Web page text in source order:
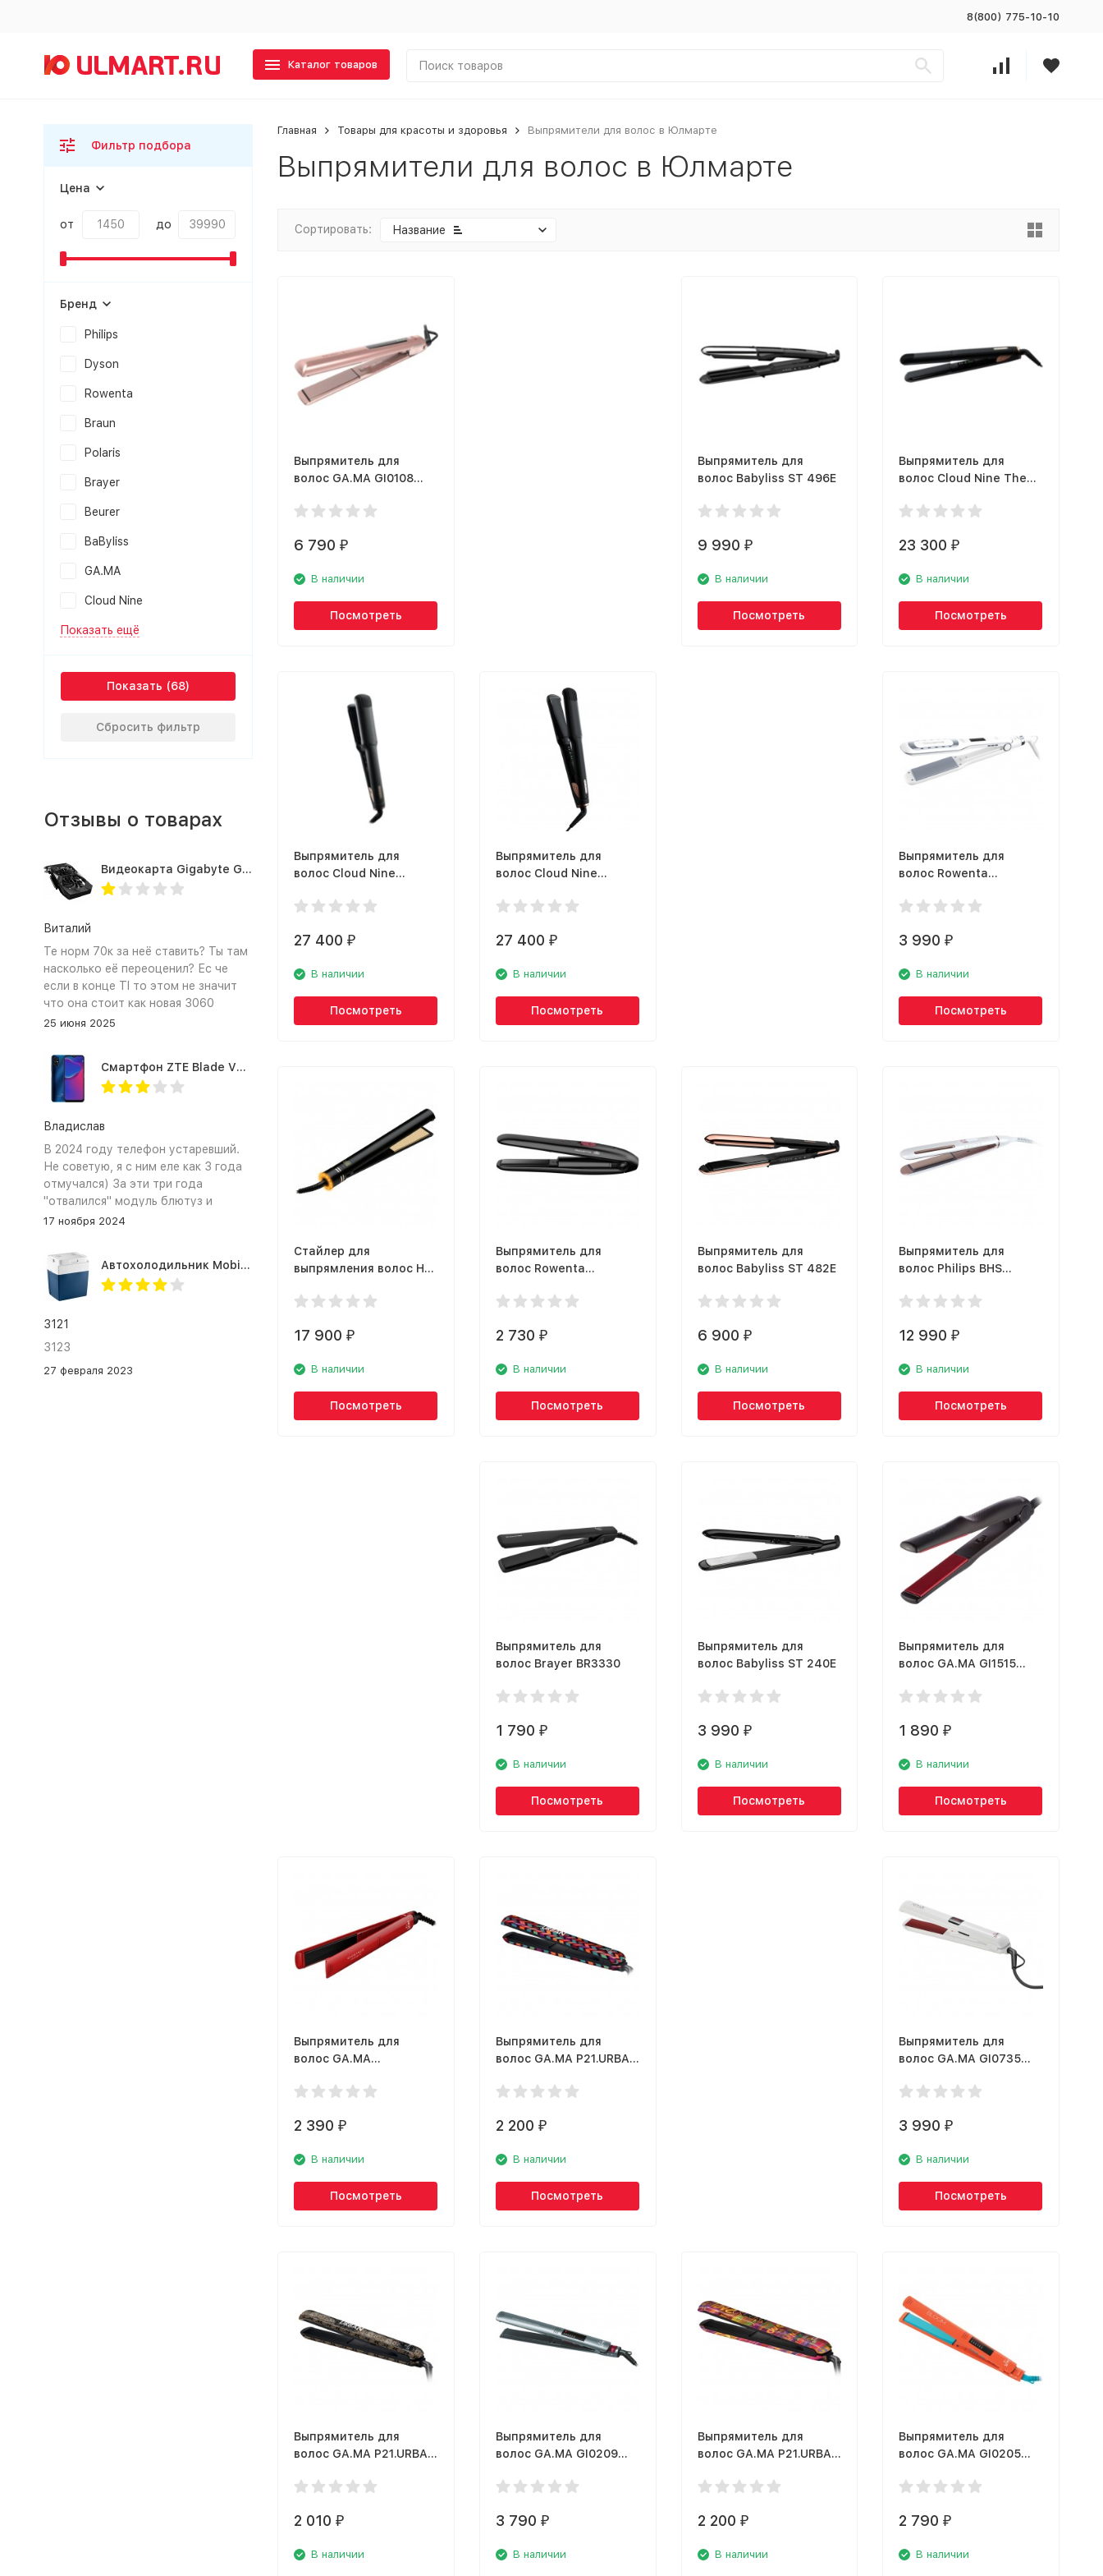
8(800) 775-10-10
Каталог товаров
Главная Товары для красоты и здоровья Выпрямители для волос в Юлмарте
Выпрямители для волос в Юлмарте
Сортировать: Название
Выпрямитель для
волос GA.MA GI0108
KERATION
6 790 ₽
В наличии
Посмотреть
Выпрямитель для
волос Babyliss ST 496E
9 990 ₽
В наличии
Посмотреть
Выпрямитель для
волос Cloud Nine The
23 300₽
В наличии
Посмотреть
Выпрямитель для
волос Cloud Nine
27 400 ₽
В наличии
Посмотреть
Выпрямитель для
волос Cloud Nine
27 400 ₽
В наличии
Посмотреть
Выпрямитель для
волос Rowenta
3 990₽
В наличии
Посмотреть
Стайлер для
выпрямления волос Hot
Gold Evolve
17 900 ₽
В наличии
Посмотреть
Выпрямитель для
волос Rowenta
2 730 ₽
В наличии
Посмотреть
Выпрямитель для
волос Babyliss ST 482E
6 900 ₽
В наличии
Посмотреть
Выпрямитель для
волос Philips BHS
12 990₽
В наличии
Посмотреть
Выпрямитель для
волос Brayer BR3330
1 790 ₽
В наличии
Посмотреть
Выпрямитель для
волос Babyliss ST 240E
3 990 ₽
В наличии
Посмотреть
Выпрямитель для
волос GA.MA GI1515
1 890₽
В наличии
Посмотреть
Выпрямитель для
волос GA.MA
2 390 ₽
В наличии
Посмотреть
Выпрямитель для
волос GA.MA P21.URBAN
2 200 ₽
В наличии
Посмотреть
Выпрямитель для
волос GA.MA GI0735
ION TOURMALINE
3 990₽
В наличии
Посмотреть
Выпрямитель для
волос GA.MA P21.URBAN
2 010 ₽
В наличии
Выпрямитель для
волос GA.MA GI0209
3 790 ₽
В наличии
Выпрямитель для
волос GA.MA P21.URBAN
2 200 ₽
В наличии
Выпрямитель для
волос GA.MA GI0205
ORANGE
2 790₽
В наличии
Фильтр подбора
Цена
от до
Бренд
Philips
Dyson
Rowenta
Braun
Polaris
Brayer
Beurer
BaByliss
GA.MA
Cloud Nine
Показать ещё
Показать
Сбросить фильтр
Отзывы о товарах
Видеокарта Gigabyte GTX1660TI 6GB (GV-N166TOC-6GD 1.0A)
Виталий
Те норм 70к за неё ставить? Ты там
насколько её переоценил? Ес че
если в конце TI то этом не значит
что она стоит как новая 3060
25 июня 2025
Смартфон ZTE Blade V2020 Smart 64 Гб синий
Владислав
В 2024 году телефон устаревший.
Не советую, я с ним еле как 3 года
отмучался) За эти три года
"отвалился" модуль блютуз и
сканер отпечатка пальца
17 ноября 2024
Автохолодильник Mobicool MV26 AC/DC
3121
3123
27 февраля 2023